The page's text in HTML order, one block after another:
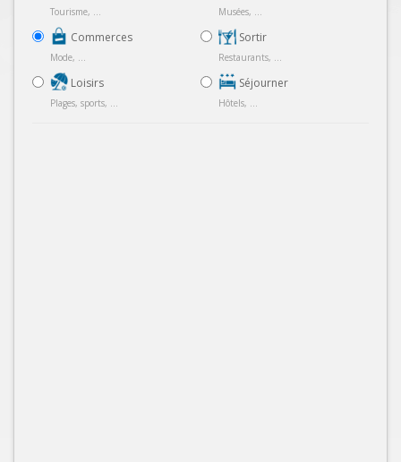
Tourisme, ...
Commerces
Mode, ...
Loisirs
Plages, sports, ...
Musées, ...
Sortir
Restaurants, ...
Séjourner
Hôtels, ...